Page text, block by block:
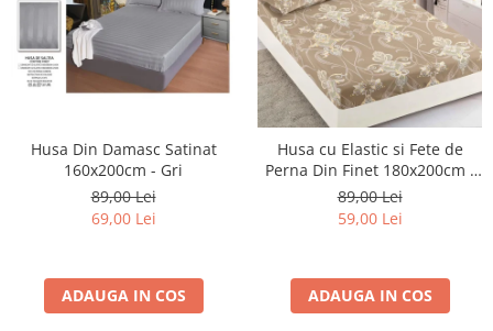
Husa Din Damasc Satinat
160x200cm - Gri
89,00 Lei
69,00 Lei
ADAUGA IN COS
Husa cu Elastic si Fete de
Perna Din Finet 180x200cm -
Bej Royal
89,00 Lei
59,00 Lei
ADAUGA IN COS